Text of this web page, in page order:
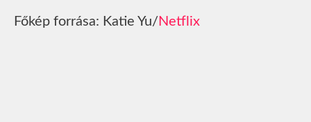
Főkép forrása: Katie Yu/Netflix